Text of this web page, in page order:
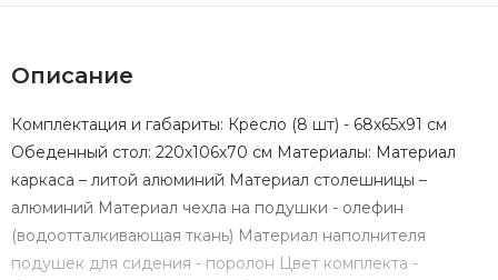
Описание
Комплектация и габариты: Кресло (8 шт) - 68х65х91 см
Обеденный стол: 220х106х70 см Материалы: Материал
каркаса – литой алюминий Материал столешницы –
алюминий Материал чехла на подушки - олефин
(водоотталкивающая ткань) Материал наполнителя
подушек для сидения - поролон Цвет комплекта -